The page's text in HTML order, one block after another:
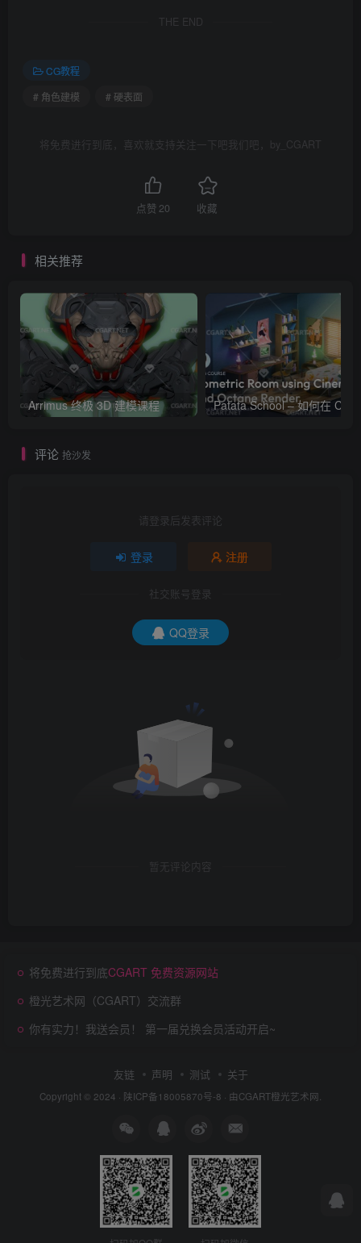
THE END
CG教程
# 角色建模
# 硬表面
将免费进行到底，喜欢就支持关注一下吧我们吧，by_CGART
点赞20 收藏
相关推荐
Arrimus 终极 3D 建模课程
评论 抢沙发
请登录后发表评论
登录 注册
社交账号登录
QQ登录
暂无评论内容
将免费进行到底CGART 免费资源网站
橙光艺术网（CGART）交流群
你有实力！我送会员！ 第一届兑换会员活动开启~
友链 声明 测试 关于
Copyright © 2024 · 陕ICP备18005870号-8 · 由CGART橙光艺术网.